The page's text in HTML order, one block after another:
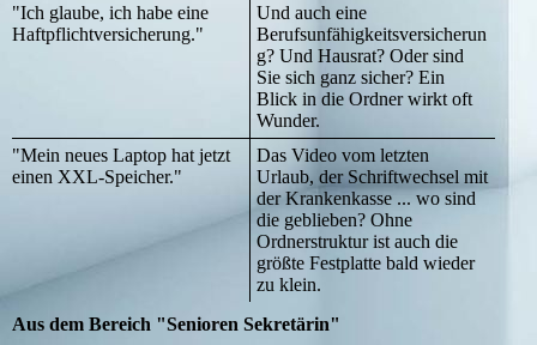
"Ich glaube, ich habe eine
Haftpflichtversicherung."
Und auch eine
Berufsunfähigkeitsversicherun
g? Und Hausrat? Oder sind
Sie sich ganz sicher? Ein
Blick in die Ordner wirkt oft
Wunder.
"Mein neues Laptop hat jetzt
einen XXL-Speicher."
Das Video vom letzten
Urlaub, der Schriftwechsel mit
der Krankenkasse ... wo sind
die geblieben? Ohne
Ordnerstruktur ist auch die
größte Festplatte bald wieder
zu klein.
Aus dem Bereich "Senioren Sekretärin"